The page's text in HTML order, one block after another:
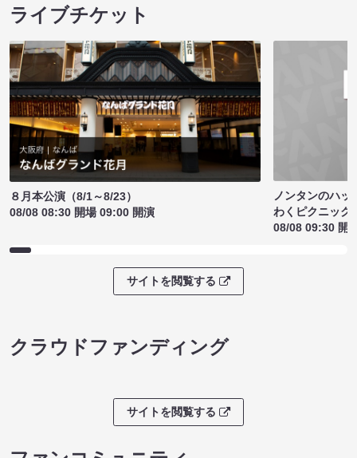
ライブチケット
８月本公演（8/1～8/23）
08/08 08:30 開場 09:00 開演
ノンタンのハッ
わくピクニック
08/08 09:30 開
サイトを閲覧する
クラウドファンディング
サイトを閲覧する